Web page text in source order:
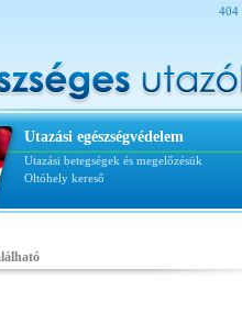
404
Utazási egészségvédelem
Utazási betegségek és megelőzésük
Oltóhely kereső